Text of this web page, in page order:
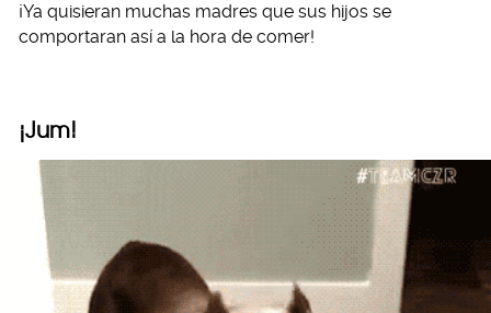
¡Ya quisieran muchas madres que sus hijos se
comportaran así a la hora de comer!
¡Jum!